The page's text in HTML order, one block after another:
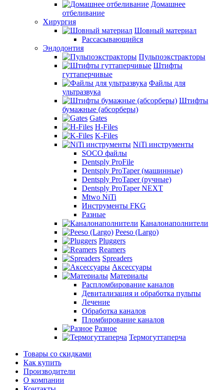
Домашнее
отбеливание
Хирургия
Шовный материал
Рассасывающийся
Эндодонтия
Пульпоэкстракторы
Штифты
гуттаперчивые
Файлы для
ультразвука
Штифты
бумажные (абсорберы)
Gates
H-Files
K-Files
NiTi инструменты
SOCO файлы
Dentsply ProFile
Dentsply ProTaper (машинные)
Dentsply ProTaper (ручные)
Dentsply ProTaper NEXT
Mtwo NiTi
Инструменты FKG
Разные
Каналонаполнители
Peeso (Largo)
Pluggers
Reamers
Spreaders
Аксессуары
Материалы
Распломбирование каналов
Девитализация и обработка пульпы
Лечение
Обработка каналов
Пломбирование каналов
Разное
Термогуттаперча
Товары со скидками
Как купить
Производители
О компании